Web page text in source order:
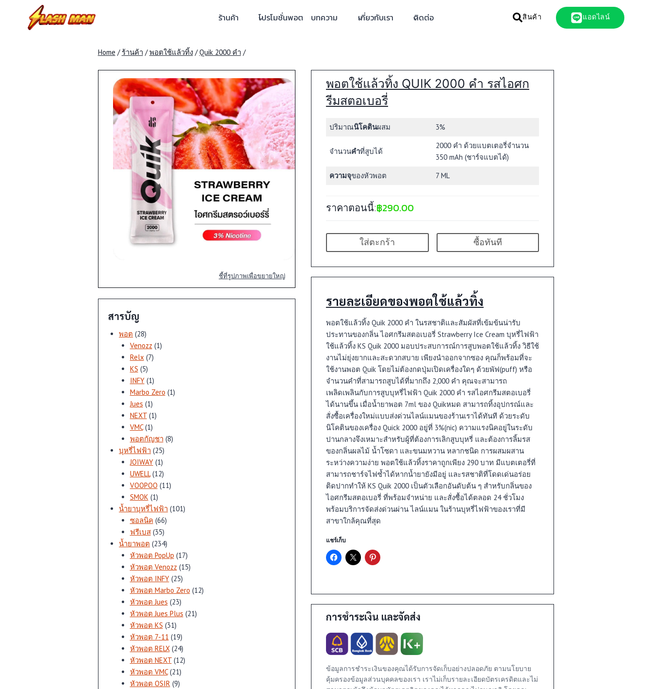
ร้านค้า โปรโมชั่นพอต บทความ เกี่ยวกับเรา ติดต่อ สินค้า แอดไลน์
Home / ร้านค้า / พอตใช้แล้วทิ้ง / Quik 2000 คำ /
ชี้ที่รูปภาพเพื่อขยายใหญ่
สารบัญ
พอต 2828
สินค้า
Venozz 11
Relx 77
KS 55
สินค้า
INFY 11
สินค้า
Marbo Zero 11
Jues 11
สินค้า
NEXT 11
VMC 11
สินค้า
พอตกัญชา 88
บุหรี่ไฟฟ้า 2525
สินค้า
JOIWAY 11
สินค้า
UWELL 1212
สินค้า
VOOPOO 1111
SMOK 11
สินค้า
น้ำยาบุหรี่ไฟฟ้า 101101
ซอลนิค 6666
ฟรีเบส 3535
สินค้า
น้ำยาพอต 234234
สินค้า
หัวพอต PopUp 1717
สินค้า
หัวพอต Venozz 1515
หัวพอต INFY 2525
สินค้า
หัวพอต Marbo Zero 1212
หัวพอต Jues 2323
สินค้า
หัวพอต Jues Plus 2121
หัวพอต KS 3131
สินค้า
หัวพอต 7-11 1919
สินค้า
หัวพอต RELX 2424
สินค้า
หัวพอต NEXT 1212
หัวพอต VMC 2121
สินค้า
หัวพอต OSIR 99
พอตใช้แล้วทิ้ง QUIK 2000 คำ รสไอศก
รีมสตอเบอรี่
ปริมาณนิโคตินผสม 3%
จำนวนคำที่สูบได้
2000 คำ ด้วยแบตเตอรี่จำนวน
350 mAh (ชาร์จแบตได้)
ความจุของหัวพอต 7 ML
ราคาตอนนี้:฿290.00
ใส่ตะกร้า ซื้อทันที
รายละเอียดของพอตใช้แล้วทิ้ง
พอตใช้แล้วทิ้ง Quik 2000 คำ ในรสชาติและสัมผัสที่เข้มข้นน่ารับ
ประทานของกลิ่น ไอศกรีมสตอเบอรี่ Strawberry Ice Cream บุหรี่ไฟฟ้า
ใช้แล้วทิ้ง KS Quik 2000 มอบประสบการณ์การสูบพอตใช้แล้วทิ้ง วิธีใช้
งานไม่ยุ่งยากและสะดวกสบาย เพียงนำออกจากซอง คุณก็พร้อมที่จะ
ใช้งานพอต Quik โดยไม่ต้องกดปุ่มเปิดเครื่องใดๆ ด้วยพัฟ(puff) หรือ
จำนวนคำที่สามารถสูบได้ที่มากถึง 2,000 คำ คุณจะสามารถ
เพลิดเพลินกับการสูบบุหรี่ไฟฟ้า Quik 2000 คำ รสไอศกรีมสตอเบอรี่
ได้นานขึ้น เมื่อน้ำยาพอต 7ml ของ Quikหมด สามารถทิ้งอุปกรณ์และ
สั่งซื้อเครื่องใหม่แบบส่งด่วนไลน์แมนของร้านเราได้ทันที ด้วยระดับ
นิโคตินของเครื่อง Quick 2000 อยู่ที่ 3%(nic) ความแรงนิคอยู่ในระดับ
ปานกลางจึงเหมาะสำหรับผู้ที่ต้องการเลิกสูบบุหรี่ และต้องการลิ้มรส
ของกลิ่นผลไม้ น้ำโซดา และขนมหวาน หลากชนิด การผสมผสาน
ระหว่างความง่าย พอตใช้แล้วทิ้งราคาถูกเพียง 290 บาท มีแบตเตอรี่ที่
สามารถชาร์จไฟซ้ำได้หากน้ำยายังมีอยู่ และรสชาติที่โดดเด่นอร่อย
ติดปากทำให้ KS Quik 2000 เป็นตัวเลือกอันดับต้น ๆ สำหรับกลิ่นของ
ไอศกรีมสตอเบอรี่ ที่พร้อมจำหน่าย และสั่งซื้อได้ตลอด 24 ชั่วโมง
พร้อมบริการจัดส่งด่วนผ่าน ไลน์แมน ในร้านบุหรี่ไฟฟ้าของเราที่มี
สาขาใกล้คุณที่สุด
แชร์เก็บ
การชำระเงิน และจัดส่ง
ข้อมูลการชำระเงินของคุณได้รับการจัดเก็บอย่างปลอดภัย ตามนโยบาย
คุ้มครองข้อมูลส่วนบุคคลของเรา เราไม่เก็บรายละเอียดบัตรเครดิตและไม่